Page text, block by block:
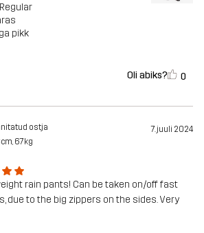
Regular
pikk
Oli abiks? 0
ostja 7. juuli 2024
67kg
rain pants! Can be taken on/off fast
due to the big zippers on the sides. Very